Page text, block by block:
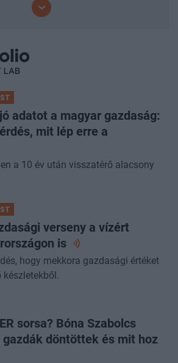
adatot a magyar gazdaság:
mit lép erre a
a 10 év után visszatérő alacsony
verseny a vízért
is
hogy mekkora gazdasági értéket
sorsa? Bóna Szabolcs
döntöttek és mit hoz